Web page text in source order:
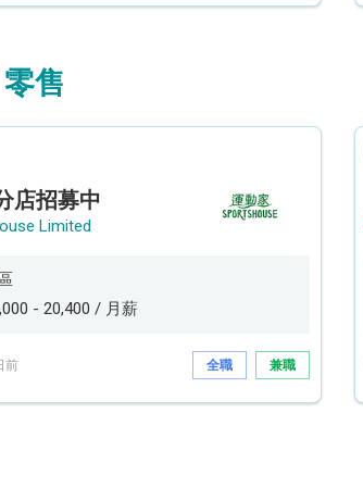
零售
店招募中
Limited
- 20,400 / 月薪
前 全職 兼職